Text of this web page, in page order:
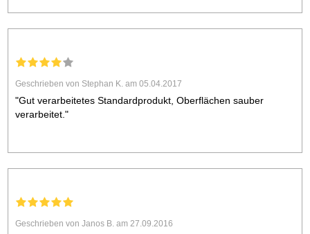
Geschrieben von Stephan K. am 05.04.2017
"Gut verarbeitetes Standardprodukt, Oberflächen sauber
verarbeitet."
Geschrieben von Janos B. am 27.09.2016